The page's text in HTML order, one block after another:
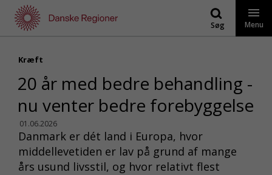
indhold
Søg Menu
Kræft
20 år med bedre behandling -
nu venter bedre forebyggelse
01.06.2026
Danmark er dét land i Europa, hvor
middellevetiden er lav på grund af mange
års usund livsstil, og hvor relativt flest